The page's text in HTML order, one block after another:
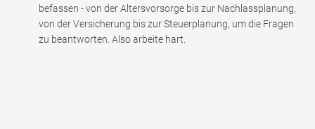
befassen - von der Altersvorsorge bis zur Nachlassplanung,
von der Versicherung bis zur Steuerplanung, um die Fragen
zu beantworten. Also arbeite hart.